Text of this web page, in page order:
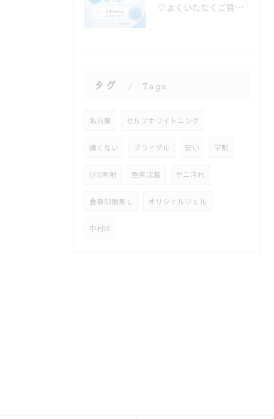
🤍よくいただくご質問にお答えします🤍
タグ Tags
名古屋 セルフホワイトニング
痛くない ブライダル 安い 学割
LED照射 色素沈着 ヤニ汚れ
食事制限無し オリジナルジェル
中村区